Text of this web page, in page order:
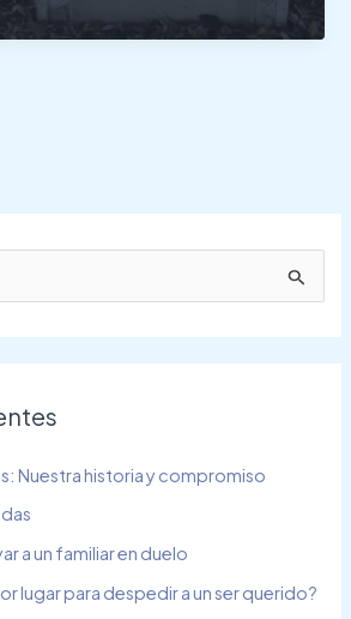
Nuestra historia y compromiso
a un familiar en duelo
lugar para despedir a un ser querido?